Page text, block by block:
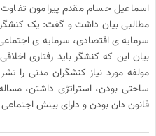
اسماعیل حسام مقدم پیرامون
مطالبی بیان داشت و گفت: یک کنشگر
سرمایه ی اقتصادی، سرمایه ی
بیان این که کنشگر باید رفتاری
مولفه مورد نیاز کنشگران مدنی را
ساحتی بودن، استراتژی داشتن،
قانون دان بودن و دارای بینش